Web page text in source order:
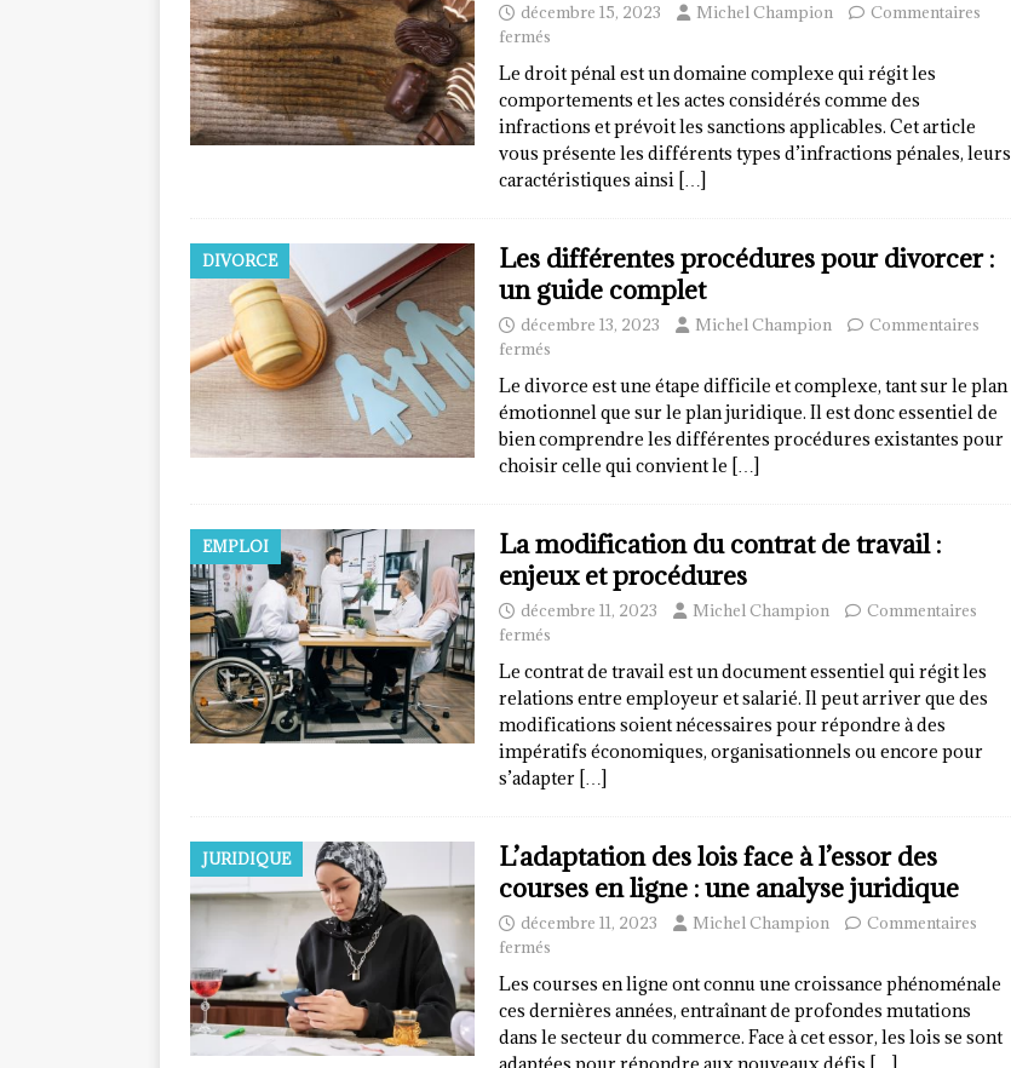
décembre 15, 2023 Michel Champion
Commentaires
fermés
Le droit pénal est un domaine complexe qui régit les
comportements et les actes considérés comme des
infractions et prévoit les sanctions applicables. Cet article
vous présente les différents types d’infractions pénales, leurs
caractéristiques ainsi […]
DIVORCE
Les différentes procédures pour divorcer :
un guide complet
décembre 13, 2023 Michel Champion
Commentaires
fermés
Le divorce est une étape difficile et complexe, tant sur le plan
émotionnel que sur le plan juridique. Il est donc essentiel de
bien comprendre les différentes procédures existantes pour
choisir celle qui convient le […]
EMPLOI
La modification du contrat de travail :
enjeux et procédures
décembre 11, 2023 Michel Champion
Commentaires
fermés
Le contrat de travail est un document essentiel qui régit les
relations entre employeur et salarié. Il peut arriver que des
modifications soient nécessaires pour répondre à des
impératifs économiques, organisationnels ou encore pour
s’adapter […]
JURIDIQUE
L’adaptation des lois face à l’essor des
courses en ligne : une analyse juridique
décembre 11, 2023 Michel Champion
Commentaires
fermés
Les courses en ligne ont connu une croissance phénoménale
ces dernières années, entraînant de profondes mutations
dans le secteur du commerce. Face à cet essor, les lois se sont